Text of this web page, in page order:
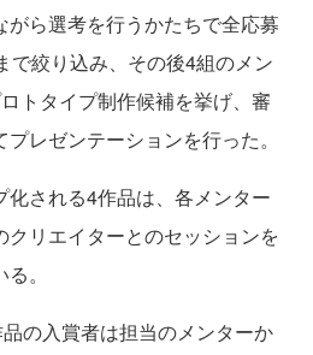
がら選考を行うかたちで全応募
で絞り込み、その後4組のメン
トタイプ制作候補を挙げ、審
レゼンテーションを行った。
される4作品は、各メンター
クリエイターとのセッションを
。
の入賞者は担当のメンターか